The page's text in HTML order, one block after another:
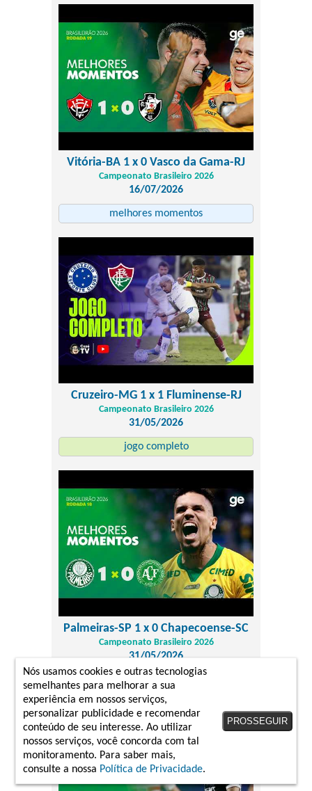
Vitória-BA 1 x 0 Vasco da Gama-RJ
Campeonato Brasileiro 2026
16/07/2026
melhores momentos
Cruzeiro-MG 1 x 1 Fluminense-RJ
Campeonato Brasileiro 2026
31/05/2026
jogo completo
Palmeiras-SP 1 x 0 Chapecoense-SC
Campeonato Brasileiro 2026
31/05/2026
melhores momentos
Nós usamos cookies e outras tecnologias
semelhantes para melhorar a sua
experiência em nossos serviços,
personalizar publicidade e recomendar
conteúdo de seu interesse. Ao utilizar
nossos serviços, você concorda com tal
monitoramento. Para saber mais,
consulte a nossa Política de Privacidade.
PROSSEGUIR